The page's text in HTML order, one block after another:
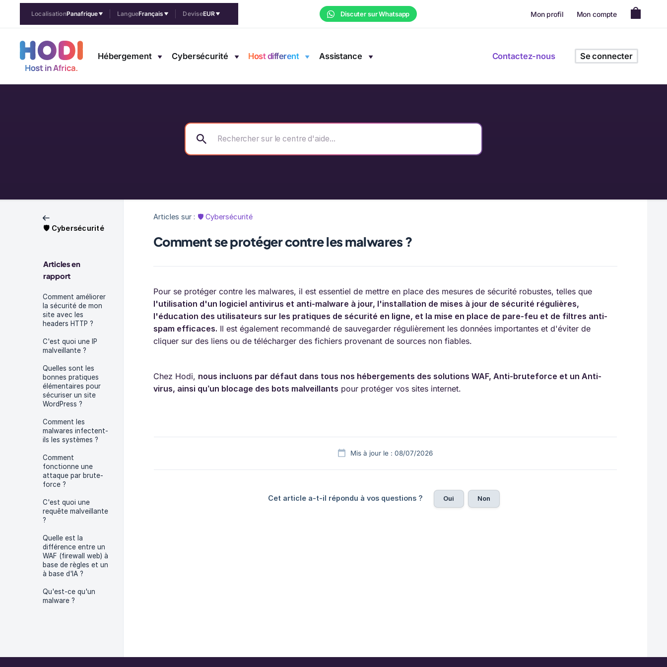
LocalisationPanafrique LangueFrançais DeviseEUR Discuter sur Whatsapp Mon profil Mon compte
Hébergement Cybersécurité Host different Assistance Contactez-nous Se connecter
🛡️ Cybersécurité
Articles en
rapport
Comment améliorer
la sécurité de mon
site avec les
headers HTTP ?
C'est quoi une IP
malveillante ?
Quelles sont les
bonnes pratiques
élémentaires pour
sécuriser un site
WordPress ?
Comment les
malwares infectent-
ils les systèmes ?
Comment
fonctionne une
attaque par brute-
force ?
C'est quoi une
requête malveillante
?
Quelle est la
différence entre un
WAF (firewall web) à
base de règles et un
à base d'IA ?
Qu'est-ce qu'un
malware ?
Articles sur : 🛡️ Cybersécurité
Comment se protéger contre les malwares ?
Pour se protéger contre les malwares, il est essentiel de mettre en place des mesures de sécurité robustes, telles que
l'utilisation d'un logiciel antivirus et anti-malware à jour, l'installation de mises à jour de sécurité régulières,
l'éducation des utilisateurs sur les pratiques de sécurité en ligne, et la mise en place de pare-feu et de filtres anti-
spam efficaces. Il est également recommandé de sauvegarder régulièrement les données importantes et d'éviter de
cliquer sur des liens ou de télécharger des fichiers provenant de sources non fiables.
Chez Hodi, nous incluons par défaut dans tous nos hébergements des solutions WAF, Anti-bruteforce et un Anti-
virus, ainsi qu’un blocage des bots malveillants pour protéger vos sites internet.
Mis à jour le : 08/07/2026
Cet article a-t-il répondu à vos questions ? Oui Non